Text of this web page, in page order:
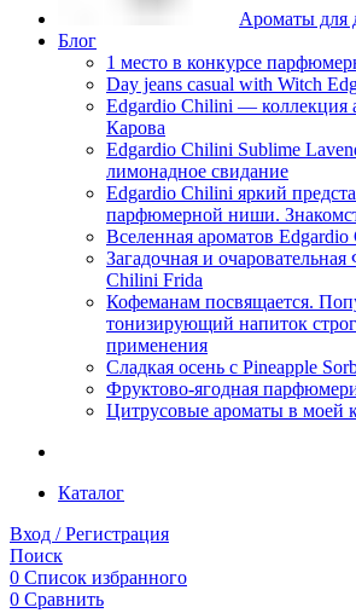
Ароматы для
Блог
1 место в конкурсе
Day jeans casual with Witch
Edgardio Chilini — коллекция
Карова
Edgardio Chilini Sublime
лимонадное свидание
Edgardio Chilini яркий
парфюмерной ниши.
Вселенная ароматов Edgardio
Загадочная и
Chilini Frida
Кофеманам посвящается.
тонизирующий напиток
применения
Сладкая осень с Pineapple
Фруктово-ягодная
​Цитрусовые ароматы в моей
Каталог
Вход / Регистрация
Поиск
0 Список избранного
0 Сравнить